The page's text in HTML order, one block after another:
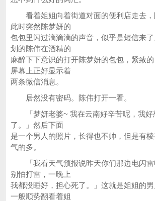
看着姐姐向着街道对面的便利店走去，
此时突然陈梦妍的
包包里闪过滴滴滴的声音，似乎是短信来
划的陈伟在酒精的
麻醉下下意识的打开陈梦妍的包包，紧致
屏幕上正好显示着
两条微信消息。
居然没有密码。陈伟打开一看。
「梦妍老婆~ 我在云南好辛苦呢，我好
了。」然后下面
是一个男人的照片，长得也不帅，但是有
气的多。
「我看天气预报说昨天你们那边电闪雷
别怕打雷，一晚上
我都没睡好，担心死了。」这就是姐姐的男
一般顺势翻看着姐